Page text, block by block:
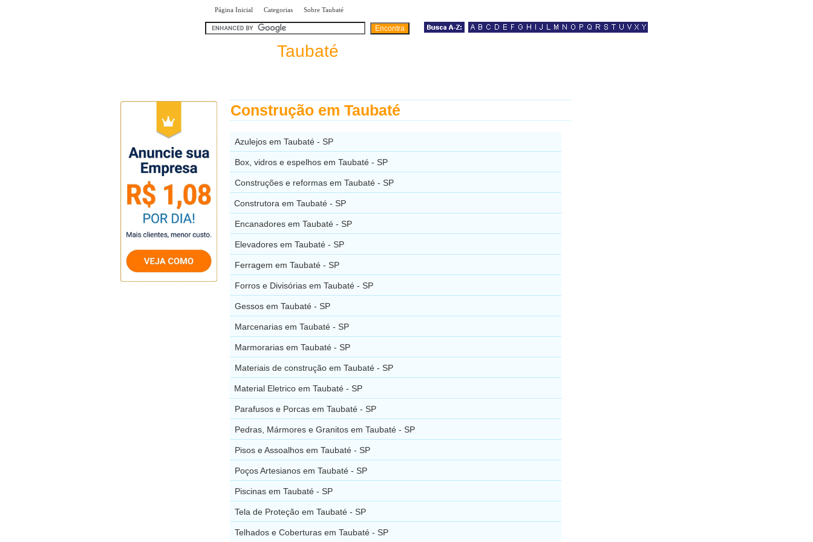
Página Inicial Categorias Sobre Taubaté
Taubaté
Construção em Taubaté
Azulejos em Taubaté - SP
Box, vidros e espelhos em Taubaté - SP
Construções e reformas em Taubaté - SP
Construtora em Taubaté - SP
Encanadores em Taubaté - SP
Elevadores em Taubaté - SP
Ferragem em Taubaté - SP
Forros e Divisórias em Taubaté - SP
Gessos em Taubaté - SP
Marcenarias em Taubaté - SP
Marmorarias em Taubaté - SP
Materiais de construção em Taubaté - SP
Material Eletrico em Taubaté - SP
Parafusos e Porcas em Taubaté - SP
Pedras, Mármores e Granitos em Taubaté - SP
Pisos e Assoalhos em Taubaté - SP
Poços Artesianos em Taubaté - SP
Piscinas em Taubaté - SP
Tela de Proteção em Taubaté - SP
Telhados e Coberturas em Taubaté - SP